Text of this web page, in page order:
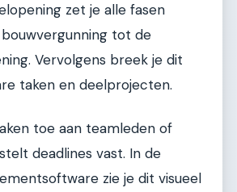
zet je alle fasen
tot de
Vervolgens breek je dit
taken en deelprojecten.
toe aan teamleden of
deadlines vast. In de
zie je dit visueel